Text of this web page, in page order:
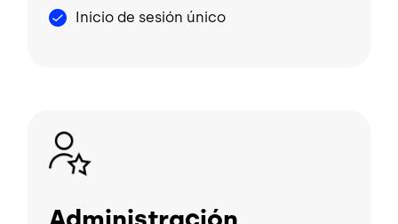
Inicio de sesión único
Image